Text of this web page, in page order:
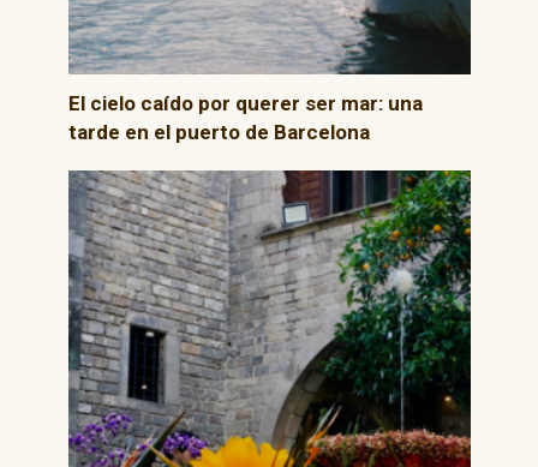
El cielo caído por querer ser mar: una
tarde en el puerto de Barcelona